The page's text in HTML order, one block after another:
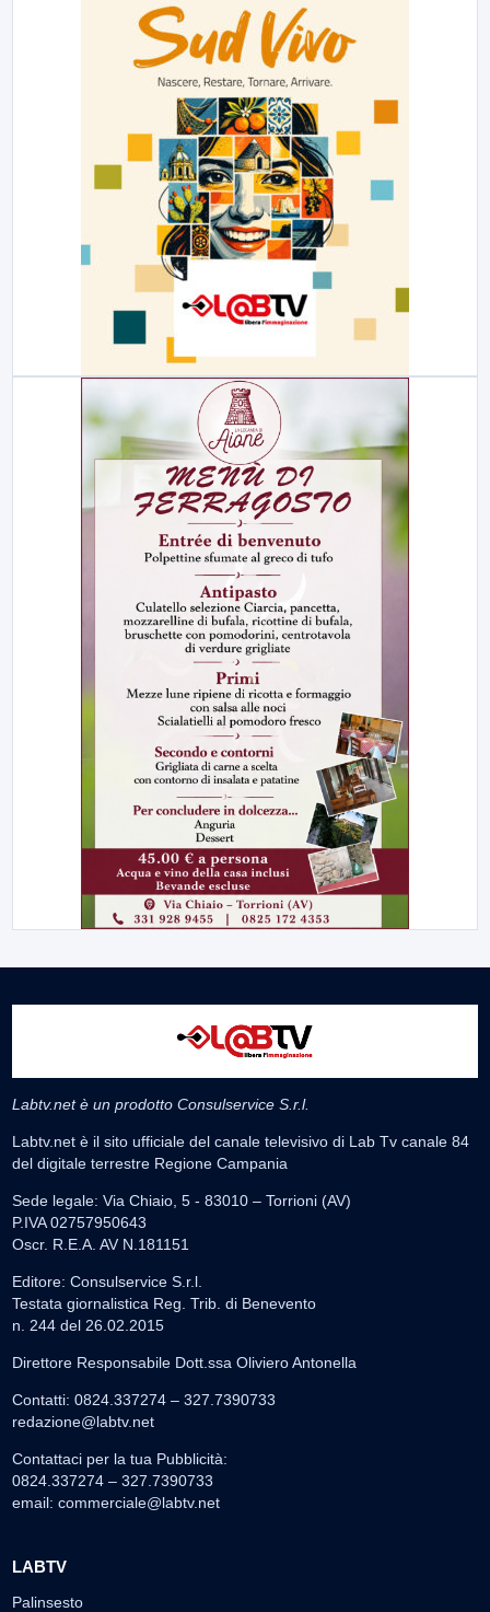
Labtv.net è un prodotto Consulservice S.r.l.
Labtv.net è il sito ufficiale del canale televisivo di Lab Tv canale 84
del digitale terrestre Regione Campania
Sede legale: Via Chiaio, 5 - 83010 – Torrioni (AV)
P.IVA 02757950643
Oscr. R.E.A. AV N.181151
Editore: Consulservice S.r.l.
Testata giornalistica Reg. Trib. di Benevento
n. 244 del 26.02.2015
Direttore Responsabile Dott.ssa Oliviero Antonella
Contatti: 0824.337274 – 327.7390733
redazione@labtv.net
Contattaci per la tua Pubblicità:
0824.337274 – 327.7390733
email: commerciale@labtv.net
LABTV
Palinsesto